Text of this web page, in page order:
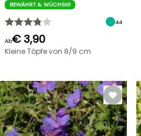
BEWÄHRT & WÜCHSIG
44
Ab€ 3,90
Kleine Töpfe von 8/9 cm